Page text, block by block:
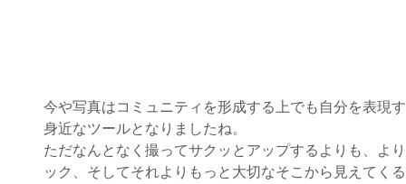
今や写真はコミュニティを形成する上でも自分を表現
身近なツールとなりましたね。
ただなんとなく撮ってサクッとアップするよりも、よ
ック、そしてそれよりもっと大切なそこから見えてく